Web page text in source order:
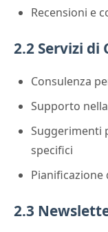
Recensioni e
2.2 Servizi di
Consulenza
Supporto
Suggerimenti
specifici
2.3